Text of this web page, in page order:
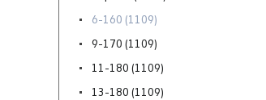
6-160 (1109)
9-170 (1109)
11-180 (1109)
13-180 (1109)